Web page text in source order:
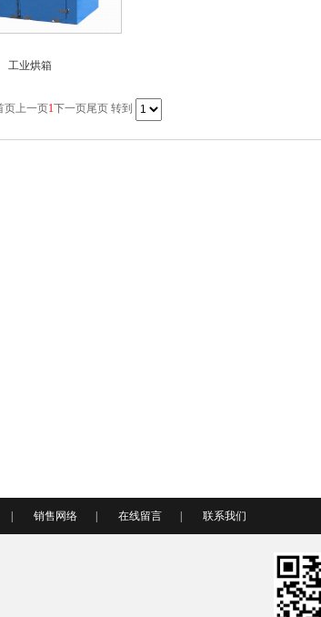
工业烘箱
页上一页1下一页尾页转到
销售网络 在线留言 联系我们